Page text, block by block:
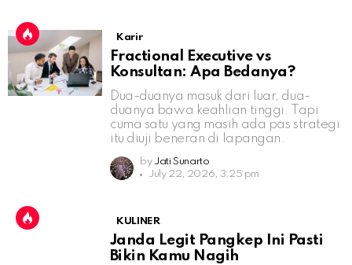
Karir
Fractional Executive vs
Konsultan: Apa Bedanya?
Dua-duanya masuk dari luar, dua-
duanya bawa keahlian tinggi. Tapi
cuma satu yang masih ada pas strategi
itu diuji beneran di lapangan.
by Jati Sunarto
July 22, 2026, 3:25 pm
KULINER
Janda Legit Pangkep Ini Pasti
Bikin Kamu Nagih